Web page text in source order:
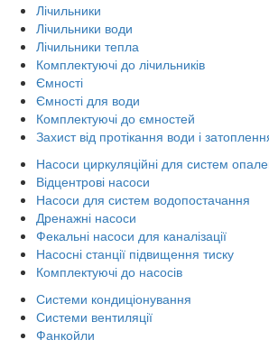
Лічильники
Лічильники води
Лічильники тепла
Комплектуючі до лічильників
Ємності
Ємності для води
Комплектуючі до ємностей
Захист від протікання води і
Насоси циркуляційні для систем
Відцентрові насоси
Насоси для систем водопостачання
Дренажні насоси
Фекальні насоси для каналізації
Насосні станції підвищення тиску
Комплектуючі до насосів
Системи кондиціонування
Системи вентиляції
Фанкойли